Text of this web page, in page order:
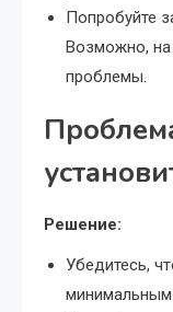
Попробуйте
Возможно, на
проблемы.
Решение:
Убедитесь,